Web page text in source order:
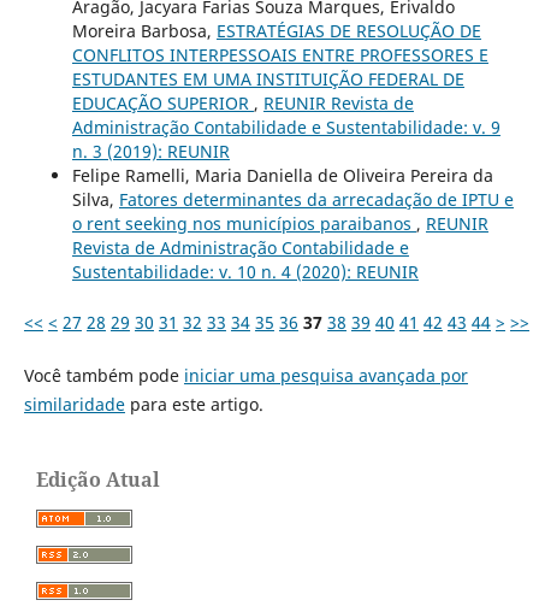
Aragão, Jacyara Farias Souza Marques, Erivaldo
Moreira Barbosa, ESTRATÉGIAS DE RESOLUÇÃO DE
CONFLITOS INTERPESSOAIS ENTRE PROFESSORES E
ESTUDANTES EM UMA INSTITUIÇÃO FEDERAL DE
EDUCAÇÃO SUPERIOR , REUNIR Revista de
Administração Contabilidade e Sustentabilidade: v. 9
n. 3 (2019): REUNIR
Felipe Ramelli, Maria Daniella de Oliveira Pereira da
Silva, Fatores determinantes da arrecadação de IPTU e
o rent seeking nos municípios paraibanos , REUNIR
Revista de Administração Contabilidade e
Sustentabilidade: v. 10 n. 4 (2020): REUNIR
<< < 27 28 29 30 31 32 33 34 35 36 37 38 39 40 41 42 43 44 > >>
Você também pode iniciar uma pesquisa avançada por
similaridadepara este artigo.
Edição Atual